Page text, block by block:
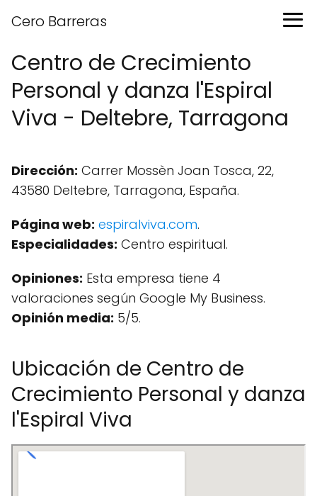
Cero Barreras
Centro de Crecimiento
Personal y danza l'Espiral
Viva - Deltebre, Tarragona
Dirección: Carrer Mossèn Joan Tosca, 22,
43580 Deltebre, Tarragona, España.
Página web: espiralviva.com.
Especialidades: Centro espiritual.
Opiniones: Esta empresa tiene 4
valoraciones según Google My Business.
Opinión media: 5/5.
Ubicación de Centro de
Crecimiento Personal y danza
l'Espiral Viva